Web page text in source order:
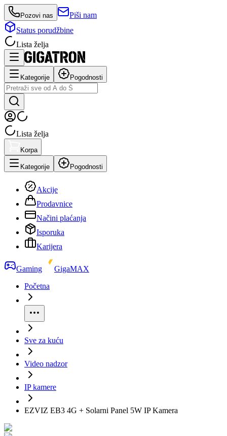
Pozovi nas
Piši nam
Status porudžbine
Lista želja
Kategorije Pogodnosti
Lista želja
Korpa
Kategorije Pogodnosti
Akcije
Prodavnice
Načini plaćanja
Isporuka
Karijera
Gaming
GigaMAX
Početna
Sve za kuću
Video nadzor
IP kamere
EZVIZ EB3 4G + Solarni Panel 5W IP Kamera